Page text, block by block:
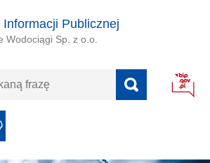
Informacji Publicznej
Wodociągi Sp. z o.o.
KONTRASTOWA